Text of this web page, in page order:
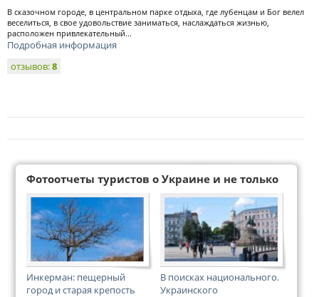
В сказочном городе, в центральном парке отдыха, где лубенцам и Бог велел
веселиться, в свое удовольствие заниматься, наслаждаться жизнью,
расположен привлекательный...
Подробная информация
отзывов:8
Фотоотчеты туристов о Украине и не только
Инкерман: пещерный
город и старая крепость
В поисках национального.
Украинского